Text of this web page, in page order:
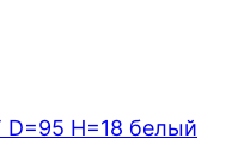
H=18 белый